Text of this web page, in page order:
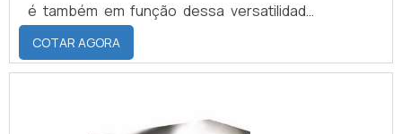
é também em função dessa versatilidade
por trás da aplicação do material que, no
campo prático, o batente de porta de aço
inox pode ser instalado nos seguintes
Hotéis.Conheça as vantagens É
COTAR AGORA